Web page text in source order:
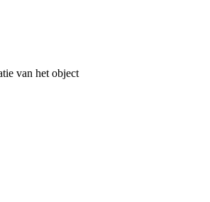
van het object